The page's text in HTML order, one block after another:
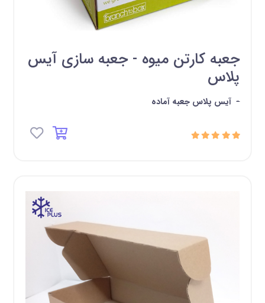
جعبه کارتن میوه - جعبه سازی آیس
پلاس
- آیس پلاس جعبه آماده